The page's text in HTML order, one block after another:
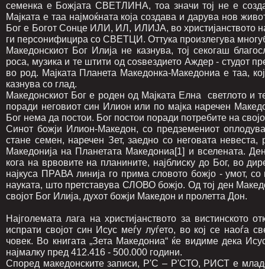
семенка е Божјата СВЕТЛИНА, тоа значи тој не е
Мајката е таа најмоќната која создава и дарува нов
Бог е Богот Сонце ИЛИ, ИЛ, ИЛИЈА, во христијанството
ги персонифицира со СВЕТЦИ. Оттука произлегува
Македонскиот Бог Илија не казнува, тој секогаш
роса, музика и те штити од соѕвездието Аждер - студот
во род. Мајката Планета Македонка-Македониа е таа,
казнува со глад.
Македонскиот Бог е роден од Мајката Елна светлото и
поради неговиот син Илион или по мајка наречен
Бог нема да постои. Бог постои поради потребите на
Синот божји Илион-Македон, со предземениот
стане семен, наречен Зет, заедно со неговата
Македонија на Планетата Македониа[1] и вселената.
кога на врвовите на планините, најблиску до Бог, во
најкуса ПРАВА линија го прима словото божјо - умот,
науката, што претставува СЛОВО божјо. Од тој ден
својот Бог Илија, духот божји Македон и пролетта Дон.
Најголемата лага на христијанството за вистинското
испрати својот син Исус меѓу луѓето, во кој се наоѓа
човек. Во книгата „Зета Македониа“ ќе видиме дека
најмалку пред 412.416 - 500.000 години.
Според македонските записи, Р'С – Р'СТО, РИСТ е